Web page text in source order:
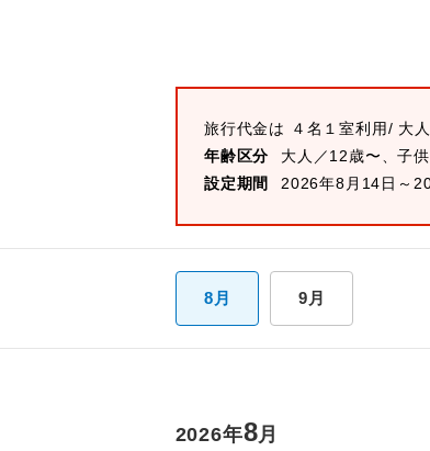
旅行代金は ４名１室利用/ 大
年齢区分
大人／12歳〜、子
設定期間
2026年8月14日～
8月 9月
2026年8月